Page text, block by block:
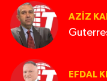
AZIZ
EFDAL